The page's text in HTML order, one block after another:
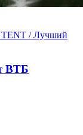
/ Лучший
ВТБ